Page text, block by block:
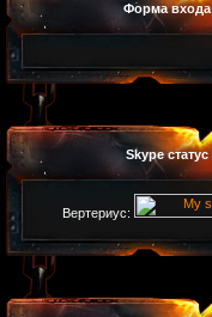
Форма входа
Skype статус
Вертериус: